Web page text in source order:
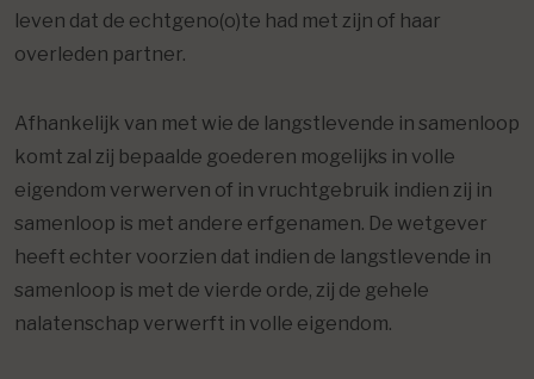
leven dat de echtgeno(o)te had met zijn of haar
overleden partner.
Afhankelijk van met wie de langstlevende in samenloop
komt zal zij bepaalde goederen mogelijks in volle
eigendom verwerven of in vruchtgebruik indien zij in
samenloop is met andere erfgenamen. De wetgever
heeft echter voorzien dat indien de langstlevende in
samenloop is met de vierde orde, zij de gehele
nalatenschap verwerft in volle eigendom.